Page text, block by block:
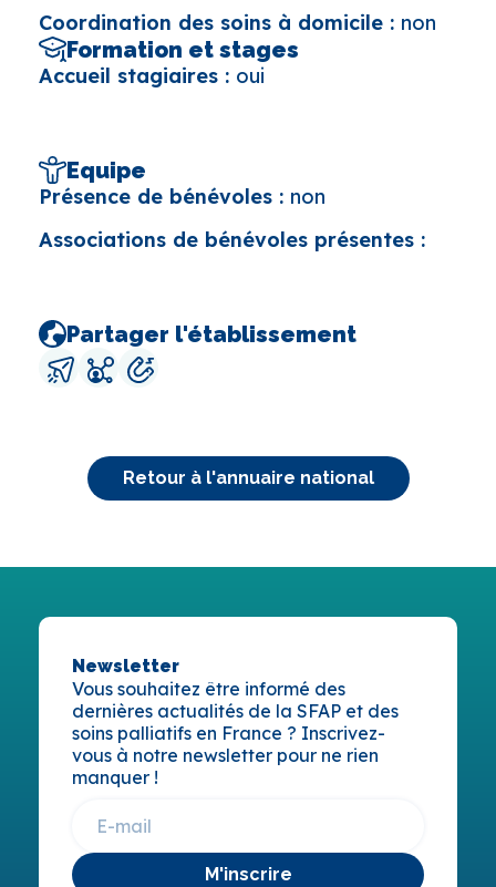
Coordination des soins à domicile : non
Formation et stages
Accueil stagiaires : oui
Equipe
Présence de bénévoles : non
Associations de bénévoles présentes :
Partager l'établissement
Retour à l'annuaire national
Newsletter
Vous souhaitez être informé des
dernières actualités de la SFAP et des
soins palliatifs en France ? Inscrivez-
vous à notre newsletter pour ne rien
manquer !
M'inscrire